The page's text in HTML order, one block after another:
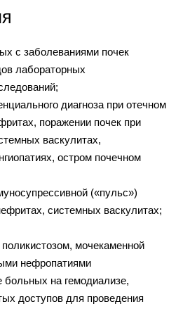
с заболеваниями почек
лабораторных
диагноза при отечном
поражении почек при
васкулитах,
остром почечном
(«пульс»)
системных васкулитах;
мочекаменной
нефропатиями
больных на гемодиализе,
доступов для проведения